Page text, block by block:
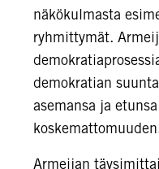
näkökulmasta
ryhmittymät.
demokratian
asemansa ja
Armeijan